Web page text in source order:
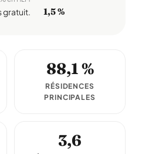
gratuit. 1,5 %
88,1 %
RÉSIDENCES
PRINCIPALES
3,6